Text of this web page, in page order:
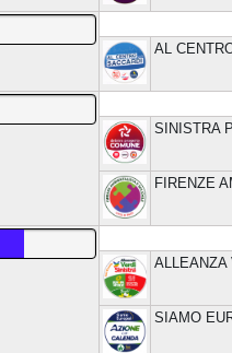
AL
SINISTRA
FIRENZE
ALLEANZA
SIAMO